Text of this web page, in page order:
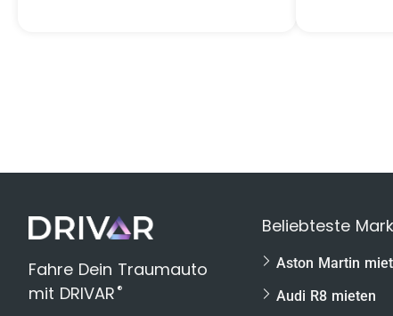
Wir möchten dir gern das perfekte Geschenk
keine Zusatzkosten oder böse
Fahrt auf der Rennstrecke in einem
Fahre Dein Traumauto
mit DRIVAR ®
Beliebteste
Aston Martin
Audi R8 mieten